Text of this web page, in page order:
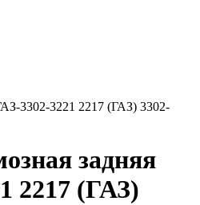
3302-3221 2217 (ГАЗ) 3302-
задняя
2217 (ГАЗ)